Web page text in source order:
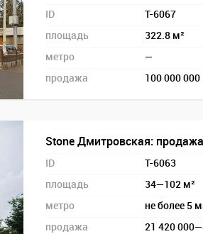
ID
T-6067
площадь
322.8 м²
метро
—
продажа
100 000 000
Stone Дмитровская:
ID
T-6063
площадь
34—102 м²
метро
не более 5
продажа
21 420 000—